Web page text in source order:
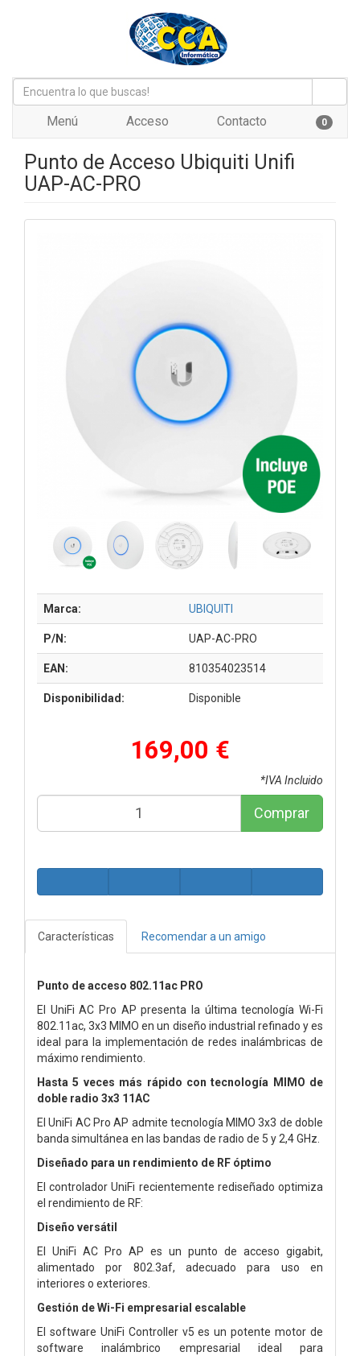
Menú Acceso Contacto 0
Punto de Acceso Ubiquiti Unifi
UAP-AC-PRO
Marca: UBIQUITI
P/N: UAP-AC-PRO
EAN: 810354023514
Disponibilidad: Disponible
169,00 €
*IVA Incluido
Comprar
Características Recomendar a un amigo
Punto de acceso 802.11ac PRO
El UniFi AC Pro AP presenta la última tecnología Wi-Fi
802.11ac, 3x3 MIMO en un diseño industrial refinado y es
ideal para la implementación de redes inalámbricas de
máximo rendimiento.
Hasta 5 veces más rápido con tecnología MIMO de
doble radio 3x3 11AC
El UniFi AC Pro AP admite tecnología MIMO 3x3 de doble
banda simultánea en las bandas de radio de 5 y 2,4 GHz.
Diseñado para un rendimiento de RF óptimo
El controlador UniFi recientemente rediseñado optimiza
el rendimiento de RF:
Diseño versátil
El UniFi AC Pro AP es un punto de acceso gigabit,
alimentado por 802.3af, adecuado para uso en
interiores o exteriores.
Gestión de Wi-Fi empresarial escalable
El software UniFi Controller v5 es un potente motor de
software inalámbrico empresarial ideal para